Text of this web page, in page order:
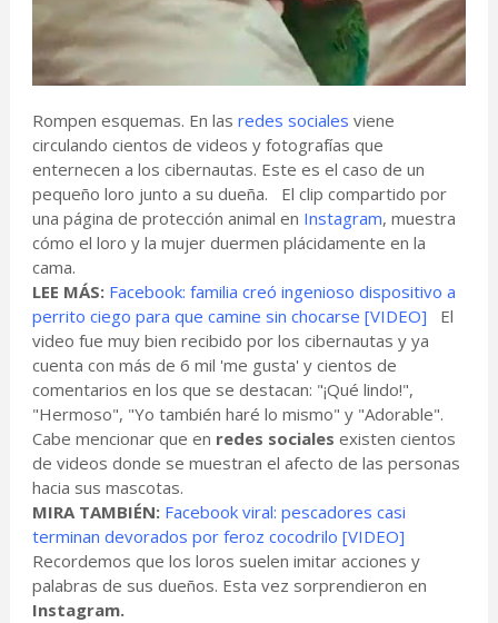
Rompen esquemas. En las redes sociales viene
circulando cientos de videos y fotografías que
enternecen a los cibernautas. Este es el caso de un
pequeño loro junto a su dueña. El clip compartido por
una página de protección animal en Instagram, muestra
cómo el loro y la mujer duermen plácidamente en la
cama.
LEE MÁS: Facebook: familia creó ingenioso dispositivo a
perrito ciego para que camine sin chocarse [VIDEO] El
video fue muy bien recibido por los cibernautas y ya
cuenta con más de 6 mil 'me gusta' y cientos de
comentarios en los que se destacan: "¡Qué lindo!",
"Hermoso", "Yo también haré lo mismo" y "Adorable".
Cabe mencionar que en redes sociales existen cientos
de videos donde se muestran el afecto de las personas
hacia sus mascotas.
MIRA TAMBIÉN: Facebook viral: pescadores casi
terminan devorados por feroz cocodrilo [VIDEO]
Recordemos que los loros suelen imitar acciones y
palabras de sus dueños. Esta vez sorprendieron en
Instagram.